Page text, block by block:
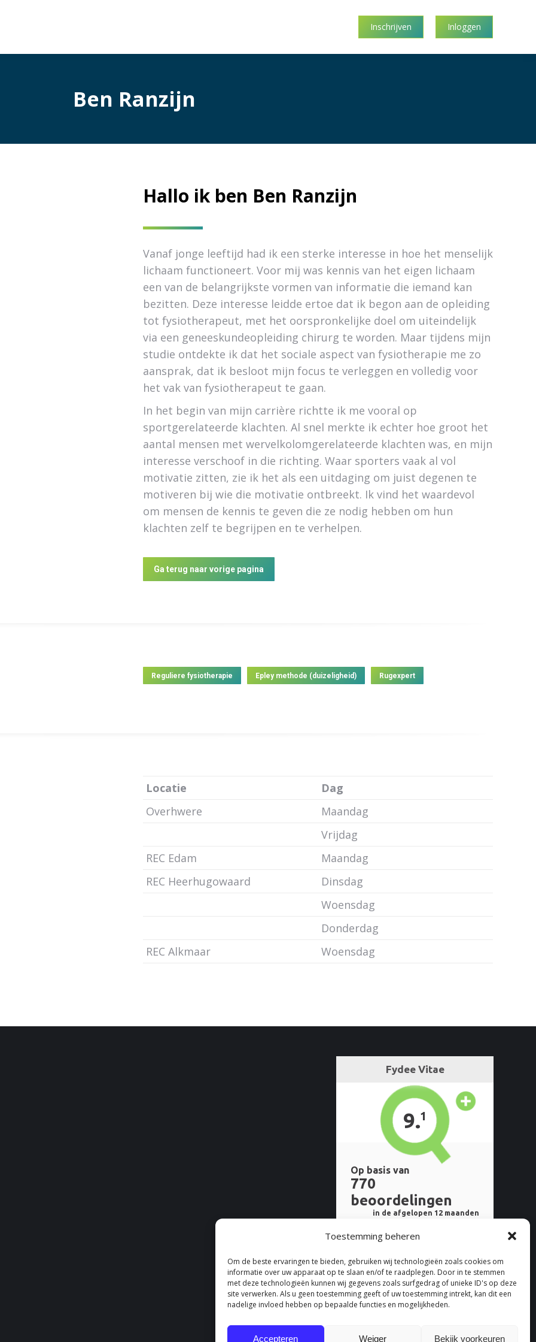
Toestemming beheren
Om de beste ervaringen te bieden, gebruiken wij technologieën zoals cookies om
informatie over uw apparaat op te slaan en/of te raadplegen. Door in te stemmen
met deze technologieën kunnen wij gegevens zoals surfgedrag of unieke ID's op deze
site verwerken. Als u geen toestemming geeft of uw toestemming intrekt, kan dit een
nadelige invloed hebben op bepaalde functies en mogelijkheden.
Accepteren Weiger Bekijk voorkeuren
Inschrijven Inloggen
Ben Ranzijn
Hallo ik ben Ben Ranzijn
Vanaf jonge leeftijd had ik een sterke interesse in hoe het menselijk
lichaam functioneert. Voor mij was kennis van het eigen lichaam
een van de belangrijkste vormen van informatie die iemand kan
bezitten. Deze interesse leidde ertoe dat ik begon aan de opleiding
tot fysiotherapeut, met het oorspronkelijke doel om uiteindelijk
via een geneeskundeopleiding chirurg te worden. Maar tijdens mijn
studie ontdekte ik dat het sociale aspect van fysiotherapie me zo
aansprak, dat ik besloot mijn focus te verleggen en volledig voor
het vak van fysiotherapeut te gaan.
In het begin van mijn carrière richtte ik me vooral op
sportgerelateerde klachten. Al snel merkte ik echter hoe groot het
aantal mensen met wervelkolomgerelateerde klachten was, en mijn
interesse verschoof in die richting. Waar sporters vaak al vol
motivatie zitten, zie ik het als een uitdaging om juist degenen te
motiveren bij wie die motivatie ontbreekt. Ik vind het waardevol
om mensen de kennis te geven die ze nodig hebben om hun
klachten zelf te begrijpen en te verhelpen.
Ga terug naar vorige pagina
Reguliere fysiotherapie Epley methode (duizeligheid) Rugexpert
Locatie
Dag
Overhwere
Maandag
Vrijdag
REC Edam
Maandag
REC Heerhugowaard
Dinsdag
Woensdag
Donderdag
REC Alkmaar
Woensdag